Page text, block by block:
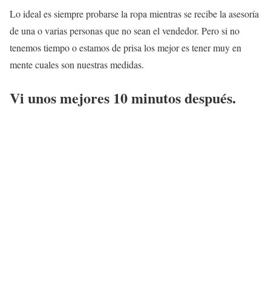
Lo ideal es siempre probarse la ropa mientras se recibe la asesoría
de una o varias personas que no sean el vendedor. Pero si no
tenemos tiempo o estamos de prisa los mejor es tener muy en
mente cuales son nuestras medidas.
Vi unos mejores 10 minutos después.